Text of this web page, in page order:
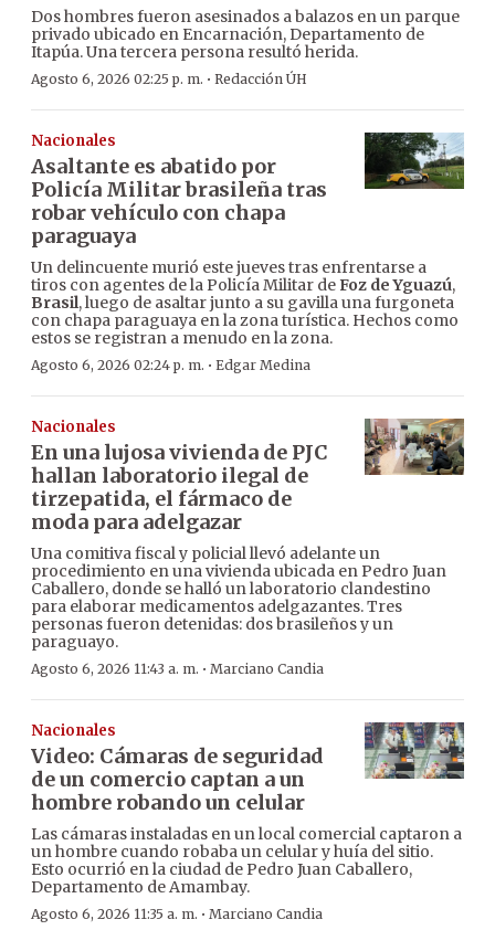
Dos hombres fueron asesinados a balazos en un parque
privado ubicado en Encarnación, Departamento de
Itapúa. Una tercera persona resultó herida.
Agosto 6, 2026 02:25 p. m. · Redacción ÚH
Nacionales
Asaltante es abatido por
Policía Militar brasileña tras
robar vehículo con chapa
paraguaya
Un delincuente murió este jueves tras enfrentarse a
tiros con agentes de la Policía Militar deFoz de Yguazú,
Brasil, luego de asaltar junto a su gavilla una furgoneta
con chapa paraguaya en la zona turística. Hechos como
estos se registran a menudo en la zona.
Agosto 6, 2026 02:24 p. m. · Edgar Medina
Nacionales
En una lujosa vivienda de PJC
hallan laboratorio ilegal de
tirzepatida, el fármaco de
moda para adelgazar
Una comitiva fiscal y policial llevó adelante un
procedimiento en una vivienda ubicada en Pedro Juan
Caballero, donde se halló un laboratorio clandestino
para elaborar medicamentos adelgazantes. Tres
personas fueron detenidas: dos brasileños y un
paraguayo.
Agosto 6, 2026 11:43 a. m. · Marciano Candia
Nacionales
Video: Cámaras de seguridad
de un comercio captan a un
hombre robando un celular
Las cámaras instaladas en un local comercial captaron a
un hombre cuando robaba un celular y huía del sitio.
Esto ocurrió en la ciudad de Pedro Juan Caballero,
Departamento de Amambay.
Agosto 6, 2026 11:35 a. m. · Marciano Candia